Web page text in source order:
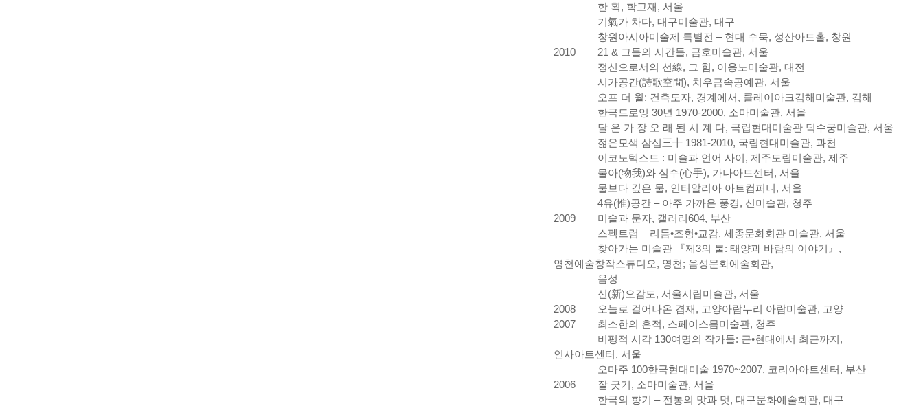
한 획, 학고재, 서울
기氣가 차다, 대구미술관, 대구
창원아시아미술제 특별전 – 현대 수묵, 성산아트홀, 창원
2010
21 & 그들의 시간들, 금호미술관, 서울
정신으로서의 선線, 그 힘, 이응노미술관, 대전
시가공간(詩歌空間), 치우금속공예관, 서울
오프 더 월: 건축도자, 경계에서, 클레이아크김해미술관, 김해
한국드로잉 30년 1970-2000, 소마미술관, 서울
달 은 가 장 오 래 된 시 계 다, 국립현대미술관 덕수궁미술관, 서울
젊은모색 삼십三十 1981-2010, 국립현대미술관, 과천
이코노텍스트 : 미술과 언어 사이, 제주도립미술관, 제주
물아(物我)와 심수(心手), 가나아트센터, 서울
물보다 깊은 물, 인터알리아 아트컴퍼니, 서울
4유(惟)공간 – 아주 가까운 풍경, 신미술관, 청주
2009
미술과 문자, 갤러리604, 부산
스펙트럼 – 리듬•조형•교감, 세종문화회관 미술관, 서울
찾아가는 미술관 『제3의 불: 태양과 바람의 이야기』,
영천예술창작스튜디오, 영천; 음성문화예술회관,
음성
신(新)오감도, 서울시립미술관, 서울
2008
오늘로 걸어나온 겸재, 고양아람누리 아람미술관, 고양
2007
최소한의 흔적, 스페이스몸미술관, 청주
비평적 시각 130여명의 작가들: 근•현대에서 최근까지,
인사아트센터, 서울
오마주 100한국현대미술 1970~2007, 코리아아트센터, 부산
2006
잘 긋기, 소마미술관, 서울
한국의 향기 – 전통의 맛과 멋, 대구문화예술회관, 대구